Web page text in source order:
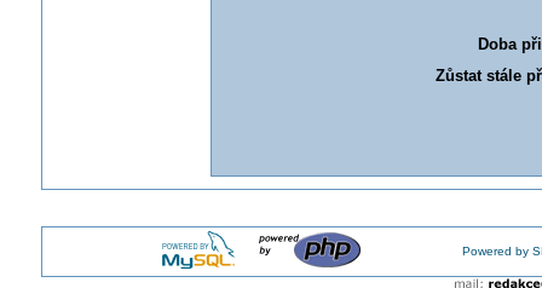
Doba
Zůstat stále
Powered by